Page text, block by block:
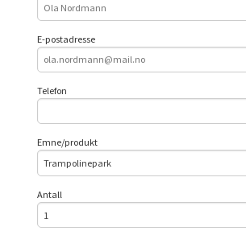
E-postadresse
Telefon
Emne/produkt
Antall